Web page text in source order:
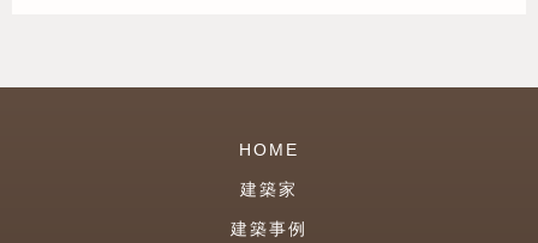
HOME
建築家
建築事例